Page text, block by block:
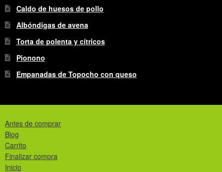
Caldo de huesos de pollo
Albóndigas de avena
Torta de polenta y cítricos
Pionono
Empanadas de Topocho con queso
Antes de comprar
Blog
Carrito
Finalizar compra
Inicio